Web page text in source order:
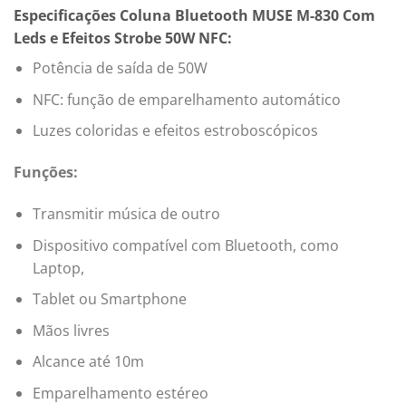
Especificações Coluna Bluetooth MUSE M-830 Com
Leds e Efeitos Strobe 50W NFC:
Potência de saída de 50W
NFC: função de emparelhamento automático
Luzes coloridas e efeitos estroboscópicos
Funções:
Transmitir música de outro
Dispositivo compatível com Bluetooth, como
Laptop,
Tablet ou Smartphone
Mãos livres
Alcance até 10m
Emparelhamento estéreo